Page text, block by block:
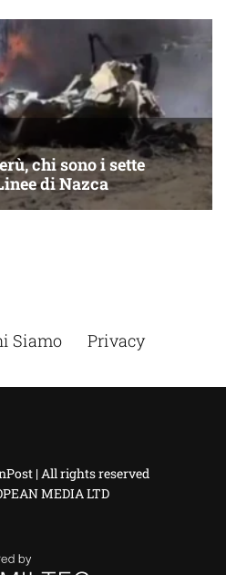
Siamo
Privacy
| All rights reserved
MEDIA LTD